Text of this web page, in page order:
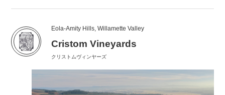
Eola-Amity Hills, Willamette Valley
Cristom Vineyards
クリストムヴィンヤーズ